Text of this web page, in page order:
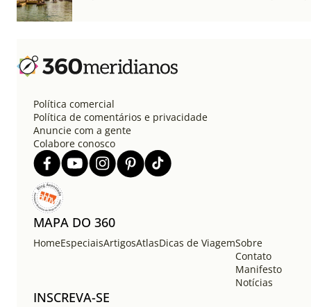
Política comercial
Política de comentários e privacidade
Anuncie com a gente
Colabore conosco
MAPA DO 360
HomeEspeciaisArtigosAtlasDicas de ViagemSobre
Contato
Manifesto
Notícias
INSCREVA-SE